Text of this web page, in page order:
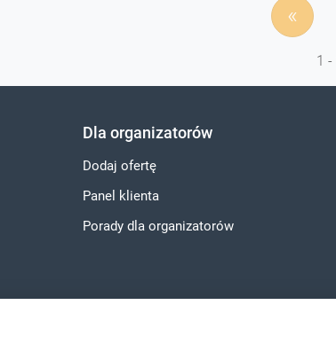
«
1
Dla organizatorów
Dodaj ofertę
Panel klienta
Porady dla organizatorów